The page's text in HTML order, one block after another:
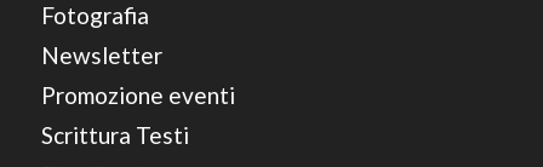
Fotografia
Newsletter
Promozione eventi
Scrittura Testi